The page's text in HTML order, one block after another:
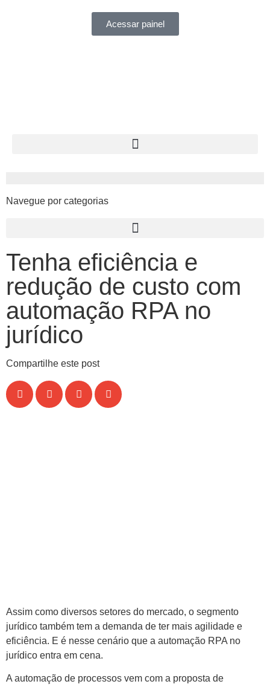
Acessar painel
Navegue por categorias
Tenha eficiência e
redução de custo com
automação RPA no
jurídico
Compartilhe este post
Assim como diversos setores do mercado, o segmento
jurídico também tem a demanda de ter mais agilidade e
eficiência. E é nesse cenário que a automação RPA no
jurídico entra em cena.
A automação de processos vem com a proposta de